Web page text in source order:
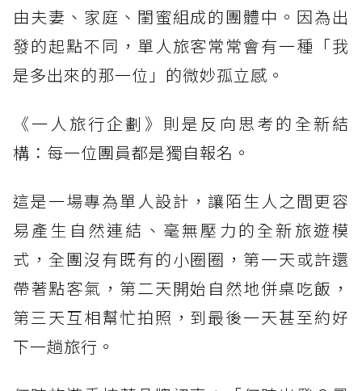
由夫妻、家庭、閨蜜組成的團體中。因為出
發的起點不同，單人旅客常常會有一種「我
是多出來的那一位」的微妙孤立感。
《一人旅行企劃》則是反向思考的全新結
構：每一位團員都是獨自報名。
這是一場專為單人設計，讓陌生人之間更容
易產生自然連結、毫無壓力的全新旅遊模
式，全團沒有既有的小圈圈，第一天或許還
帶著點客氣，第二天開始自然地併桌吃飯，
第三天互相幫忙拍照，到最後一天甚至約好
下一趟旅行。